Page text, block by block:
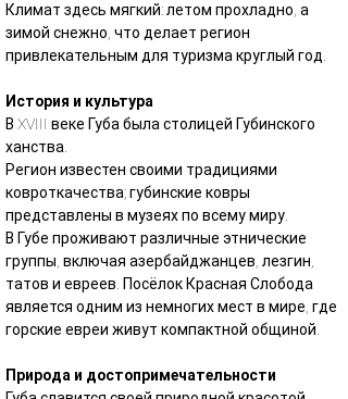
Климат здесь мягкий: летом прохладно, а
зимой снежно, что делает регион
привлекательным для туризма круглый год.
История и культура
В XVIII веке Губа была столицей Губинского
ханства.
Регион известен своими традициями
ковроткачества; губинские ковры
представлены в музеях по всему миру.
В Губе проживают различные этнические
группы, включая азербайджанцев, лезгин,
татов и евреев. Посёлок Красная Слобода
является одним из немногих мест в мире, где
горские евреи живут компактной общиной.
Природа и достопримечательности